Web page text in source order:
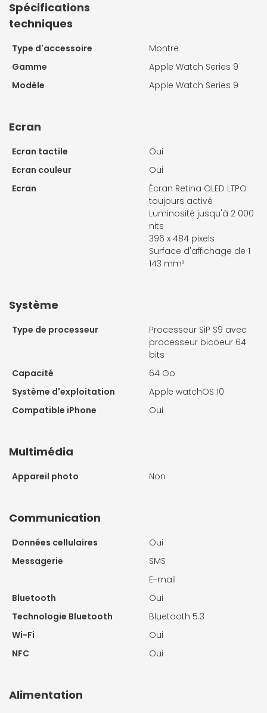
Spécifications
techniques
Type d'accessoire
Montre
Gamme
Apple Watch Series 9
Modèle
Apple Watch Series 9
Ecran
Ecran tactile
Oui
Ecran couleur
Oui
Ecran
Écran Retina OLED LTPO
toujours activé
Luminosité jusqu'à 2 000
nits
396 x 484 pixels
Surface d'affichage de 1
143 mm²
Système
Type de processeur
Processeur SiP S9 avec
processeur bicoeur 64
bits
Capacité
64 Go
Système d'exploitation
Apple watchOS 10
Compatible iPhone
Oui
Multimédia
Appareil photo Non
Communication
Données cellulaires
Oui
Messagerie
SMS
E-mail
Bluetooth
Oui
Technologie Bluetooth
Bluetooth 5.3
Wi-Fi
Oui
NFC
Oui
Alimentation